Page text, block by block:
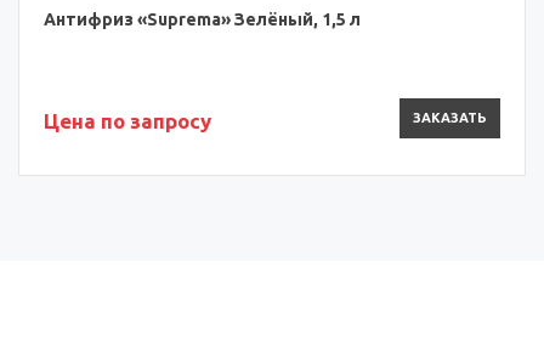
Антифриз «Suprema» Зелёный, 1,5 л
Цена по запросу ЗАКАЗАТЬ